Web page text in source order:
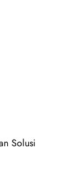
Solusi